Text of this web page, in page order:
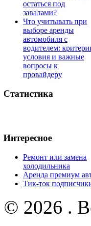
остаться под
завалами?
Что учитывать при
выборе аренды
автомобиля с
водителем:
условия и важные
вопросы к
провайдеру
Статистика
Интересное
Ремонт или замена
холодильника
Аренда премиум
Тик-ток
© 2026 .